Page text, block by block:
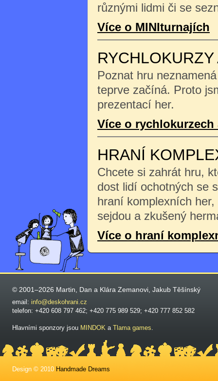
různými lidmi či se
Více o MINIturnajích
Poznat hru
teprve začíná. Proto
prezentací her.
Více o rychlokurzech
HRANÍ
Chcete si zahrát hru,
dost lidí ochotných se
hraní komplexních
sejdou a zkušený
Více o hraní
© 2001–2026 Martin, Dan a Klára Zemanovi, Jakub Těšínský
email: info@deskohrani.cz
telefon: +420 608 797 462; +420 775 989 529; +420 777 852 582
Hlavními sponzory jsou MINDOK a Tlama games.
Design © 2010 Handmade Dreams